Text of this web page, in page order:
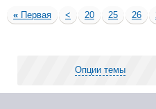
« Первая < 20 25 26
Опции темы